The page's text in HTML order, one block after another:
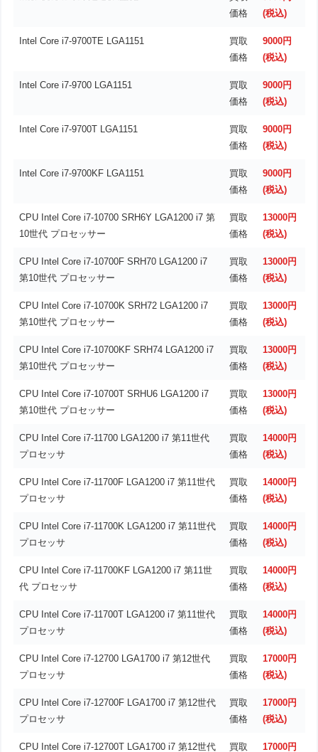
価格
(税込)
Intel Core i7-9700TE LGA1151
買取
価格
9000円
(税込)
Intel Core i7-9700 LGA1151
買取
価格
9000円
(税込)
Intel Core i7-9700T LGA1151
買取
価格
9000円
(税込)
Intel Core i7-9700KF LGA1151
買取
価格
9000円
(税込)
CPU Intel Core i7-10700 SRH6Y LGA1200 i7 第
10世代 プロセッサー
買取
価格
13000円
(税込)
CPU Intel Core i7-10700F SRH70 LGA1200 i7
第10世代 プロセッサー
買取
価格
13000円
(税込)
CPU Intel Core i7-10700K SRH72 LGA1200 i7
第10世代 プロセッサー
買取
価格
13000円
(税込)
CPU Intel Core i7-10700KF SRH74 LGA1200 i7
第10世代 プロセッサー
買取
価格
13000円
(税込)
CPU Intel Core i7-10700T SRHU6 LGA1200 i7
第10世代 プロセッサー
買取
価格
13000円
(税込)
CPU Intel Core i7-11700 LGA1200 i7 第11世代
プロセッサ
買取
価格
14000円
(税込)
CPU Intel Core i7-11700F LGA1200 i7 第11世代
プロセッサ
買取
価格
14000円
(税込)
CPU Intel Core i7-11700K LGA1200 i7 第11世代
プロセッサ
買取
価格
14000円
(税込)
CPU Intel Core i7-11700KF LGA1200 i7 第11世
代 プロセッサ
買取
価格
14000円
(税込)
CPU Intel Core i7-11700T LGA1200 i7 第11世代
プロセッサ
買取
価格
14000円
(税込)
CPU Intel Core i7-12700 LGA1700 i7 第12世代
プロセッサ
買取
価格
17000円
(税込)
CPU Intel Core i7-12700F LGA1700 i7 第12世代
プロセッサ
買取
価格
17000円
(税込)
CPU Intel Core i7-12700T LGA1700 i7 第12世代 買取 17000円